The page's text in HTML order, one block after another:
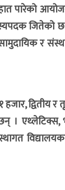
हात पारेको
र
हजार, द्वितीय
। एथ्लेटिक्स,